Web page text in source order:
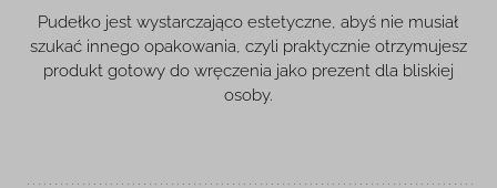
Pudełko jest wystarczająco estetyczne, abyś nie musiał
szukać innego opakowania, czyli praktycznie otrzymujesz
produkt gotowy do wręczenia jako prezent dla bliskiej
osoby.